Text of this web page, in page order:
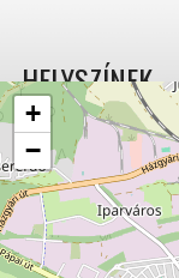
+
−
HELYSZÍNEK